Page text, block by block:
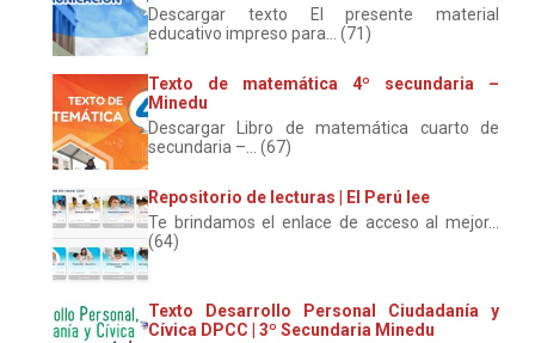
Descargar texto El presente material
educativo impreso para... (71)
Texto de matemática 4º secundaria –
Minedu
Descargar Libro de matemática cuarto de
secundaria –... (67)
Repositorio de lecturas | El Perú lee
Te brindamos el enlace de acceso al mejor...
(64)
Texto Desarrollo Personal Ciudadanía y
Cívica DPCC | 3º Secundaria Minedu